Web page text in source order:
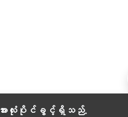
အားလုံးပိုင်ခွင့်ရှိသည်.